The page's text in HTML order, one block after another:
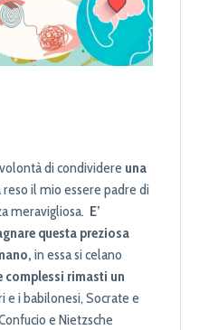
di condividere una
reso il mio essere padre di
meravigliosa. E’
questa preziosa
in essa si celano
complessi rimasti un
e i babilonesi, Socrate e
e Nietzsche